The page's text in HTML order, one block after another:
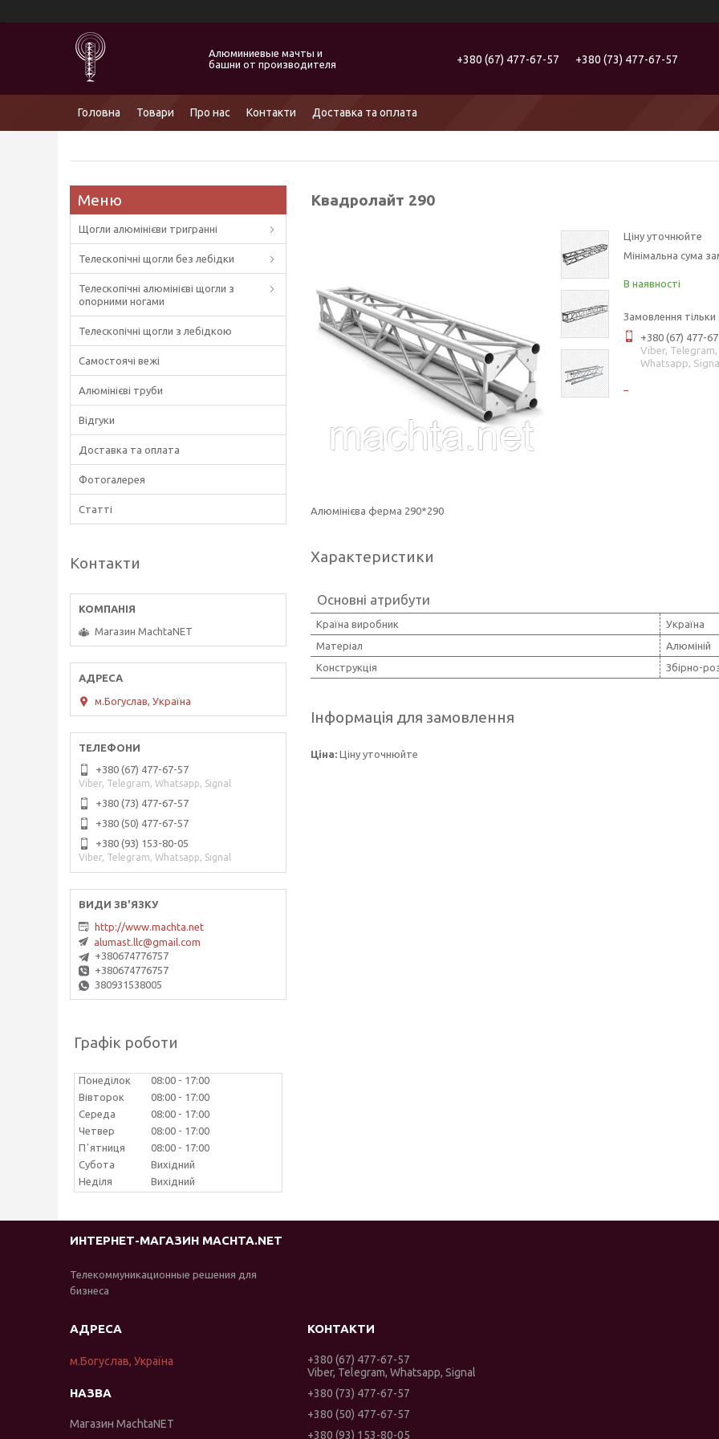
Алюминиевые мачты и
башни от производителя
+380 (67) 477-67-57 +380 (73) 477-67-57
Головна Товари Про нас Контакти Доставка та оплата
Квадролайт 290
Ціну уточнюйте
Мінімальна сума
В наявності
Замовлення
+380 (67) 477-
Viber, Telegram,
Whatsapp, Signal
Алюмінієва ферма 290*290
Характеристики
Основні атрибути
Країна виробник
Україна
Матеріал
Алюміній
Конструкція
Збірно-
Інформація для замовлення
Ціна: Ціну уточнюйте
Щогли алюмінієви тригранні
Телескопічні щогли без лебідки
Телескопічні алюмінієві щогли з
опорними ногами
Телескопічні щогли з лебідкою
Самостоячі вежі
Алюмінієві труби
Відгуки
Доставка та оплата
Фотогалерея
Статті
Контакти
Магазин MachtaNET
м.Богуслав, Україна
+380 (67) 477-67-57
Viber, Telegram, Whatsapp, Signal
+380 (73) 477-67-57
+380 (50) 477-67-57
+380 (93) 153-80-05
Viber, Telegram, Whatsapp, Signal
http://www.machta.net
alumast.llc@gmail.com
+380674776757
+380674776757
380931538005
Графік роботи
Понеділок 08:00
17:00
Вівторок
08:00
17:00
Середа
08:00
17:00
Четвер
08:00
17:00
Пʼятниця
08:00
17:00
Субота
Вихідний
Неділя
Вихідний
ИНТЕРНЕТ-МАГАЗИН MACHTA.NET
Телекоммуникационные решения для
бизнеса
м.Богуслав, Україна
Магазин MachtaNET
+380 (67) 477-67-57
Viber, Telegram, Whatsapp, Signal
+380 (73) 477-67-57
+380 (50) 477-67-57
+380 (93) 153-80-05